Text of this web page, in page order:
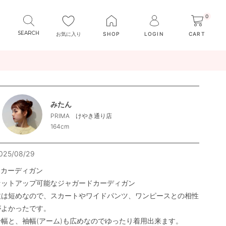
お気に入り SHOP LOGIN
0
CART
みたん
PRIMA けやき通り店
164cm
08/29
ーディガン
トアップ可能なジャガードカーディガン
短めなので、スカートやワイドパンツ、ワンピースとの相性
かったです。
と、袖幅(アーム)も広めなのでゆったり着用出来ます。